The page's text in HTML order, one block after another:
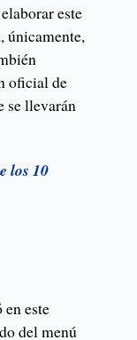
este
únicamente,
oficial de
se llevarán
los 10
este
del menú